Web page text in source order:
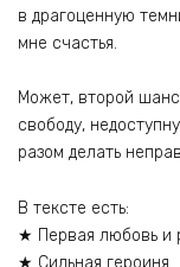
в драгоценную
мне счастья.
Может, второй
свободу,
разом делать
В тексте есть:
★ Первая любовь и